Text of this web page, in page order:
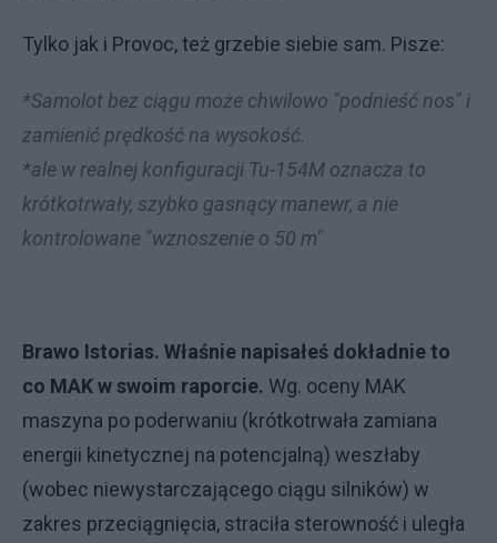
Tylko jak i Provoc, też grzebie siebie sam. Pisze:
*Samolot bez ciągu może chwilowo "podnieść nos" i
zamienić prędkość na wysokość.
*ale w realnej konfiguracji Tu-154M oznacza to
krótkotrwały, szybko gasnący manewr, a nie
kontrolowane "wznoszenie o 50 m"
Brawo Istorias. Właśnie napisałeś dokładnie to
co MAK w swoim raporcie. Wg. oceny MAK
maszyna po poderwaniu (krótkotrwała zamiana
energii kinetycznej na potencjalną) weszłaby
(wobec niewystarczającego ciągu silników) w
zakres przeciągnięcia, straciła sterowność i uległa